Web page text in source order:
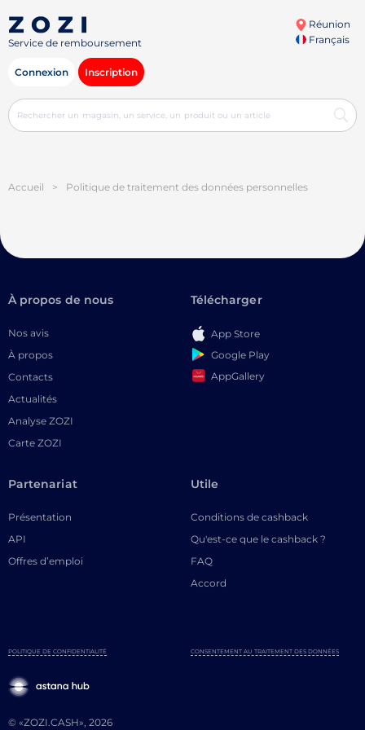
Service de remboursement
Réunion
Français
Connexion Inscription
Accueil > Politique de traitement des données personnelles
À propos de nous
Nos avis
À propos
Contacts
Actualités
Analyse ZOZI
Carte ZOZI
Télécharger
App Store
Google Play
AppGallery
Partenariat
Présentation
API
Offres d’emploi
Utile
Conditions de cashback
Qu'est-ce que le cashback ?
FAQ
Accord
© «ZOZI.CASH», 2026
POLITIQUE DE CONFIDENTIALITÉ CONSENTEMENT AU TRAITEMENT DES DONNÉES